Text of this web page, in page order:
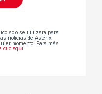
solo se utilizará para
noticias de Astérix.
momento. Para más
clic aquí.